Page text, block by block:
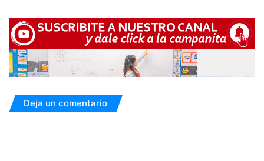
Deja un comentario